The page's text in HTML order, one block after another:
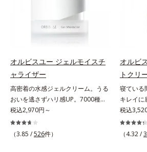
除く）*2 オルビス内スキンケアシ
リーズの保湿力*3 年齢に応じたお
手入れのこと*4 うるおいによる
乾燥による*7 保湿成分*8 ロニ
セラカエルレア果汁、ノバラエキス
配合＝うるおいを与えハリと透明感
に満ちた肌へ導く保湿成分*9 メマ
ツヨイグサ抽出液、スイカズラエキ
ス配合＝角層のすみずみまで水分・
油分を保ち、ハリ・ツヤを与える保
湿成分*10 気持ちのこと
ぐ（ウ
内スキ
年齢に
ロニセラ
キス配
明感に満
メマツヨ
エキス配
分・油分
る保湿成
の詳し
「オルビスアンバー ヴァイタルト
リートメントクリーム」は、1品
で、化粧水、クリーム、シワ改善・
ッククリーム(*3)、パックの6役を
担い、複合的にアプローチ。Wナイ
アシン(*4)によるシワ改善・シミ予
防に加え、複合成分コラーゲンコン
プレックスSPが肌のハリを徹底サポ
ート。肌なじみのよいクリーム構造
で角層まで保湿成分が浸透し、うる
おいをギュッと閉じ込めます。洗顔
に、肌
肌悩み
印象の
アイテム
8アイテ
約し、よ
ハリ・ツ
肌(*1)へ
る透明感
を用い
オルビスユー ジェルモイスチ
ャライザー
高密着の水感ジェルクリーム。うる
おいを逃さずハリ感UP。7000種を
超える成分から厳選し、「うるおい
の質(*1)」に着目した初期エイジン
グケア(*2)シリーズオルビスユーは
税込2,970円～
（3.85 /526件）
オルビ
トクリ
寝ている
キレイに
なハリ感
足、うる
(*1)でア
税込
（4.32 /